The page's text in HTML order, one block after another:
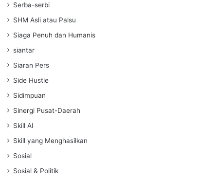
Serba-serbi
SHM Asli atau Palsu
Siaga Penuh dan Humanis
siantar
Siaran Pers
Side Hustle
Sidimpuan
Sinergi Pusat-Daerah
Skill AI
Skill yang Menghasilkan
Sosial
Sosial & Politik